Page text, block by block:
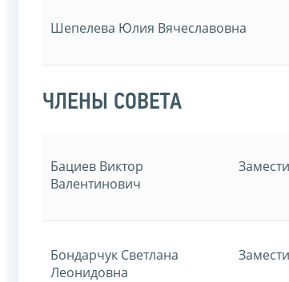
Шепелева Юлия Вячеславовна
ЧЛЕНЫ СОВЕТА
Бациев Виктор
Валентинович
Бондарчук Светлана
Леонидовна